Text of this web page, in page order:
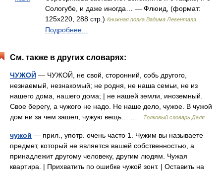
Сологубе, и даже иногда… — Флюид, (формат:
125x220, 288 стр.) Книжная полка Вадима Левенталя
Подробнее...
См. также в других словарях:
ЧУЖОЙ — ЧУЖОЙ, не свой, сторонний, собь другого,
незнаемый, незнакомый; не родня, не наша семьи, не из
нашего дома, нашего дома; | не нашей земли, иноземный.
Свое берегу, а чужого не надо. Не наше дело, чужое. В чужой
дом ни за чем зашел, чужую вещь… …
Толковый словарь Даля
чужой — прил., употр. очень часто 1. Чужим вы называете
предмет, который не является вашей собственностью, а
принадлежит другому человеку, другим людям. Чужая
квартира. | Прихватить по ошибке чужой зонт. | Оставить на